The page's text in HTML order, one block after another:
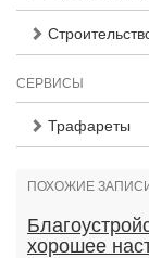
СЕРВИСЫ
Трафареты
ПОХОЖИЕ
хорошее